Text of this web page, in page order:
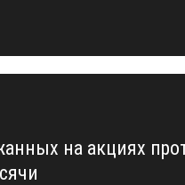
на акциях